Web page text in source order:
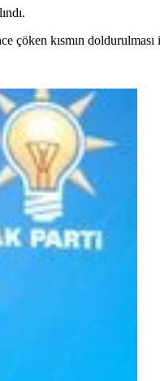
kısmın doldurulması